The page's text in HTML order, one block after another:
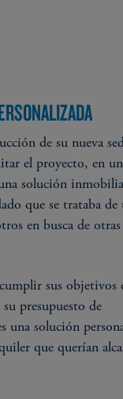
de su nueva
el proyecto, en un
solución
que se trataba de
en busca de
sus objetivos
presupuesto de
una solución
que querían